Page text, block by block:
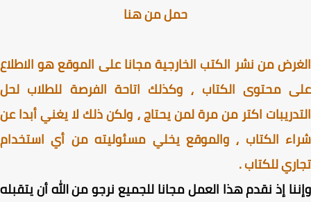
حمل من هنا
من نشر الكتب الخارجية مجانا على الموقع هو الاطلاع
محتوى الكتاب ⸲ وكذلك اتاحة الفرصة للطلاب لحل
اكتر من مرة لمن يحتاج ⸲ ولكن ذلك لا يغني أبدا عن
الكتاب ⸲ والموقع يخلي مسئوليته من أي استخدام
للكتاب .
إذ نقدم هذا العمل مجانا للجميع نرجو من الله أن يتقبله